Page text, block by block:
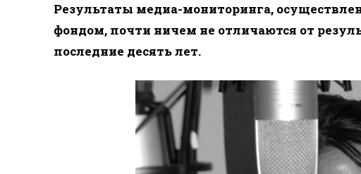
Результаты медиа-мониторинга,
фондом, почти ничем не отличаются от
последние десять лет.